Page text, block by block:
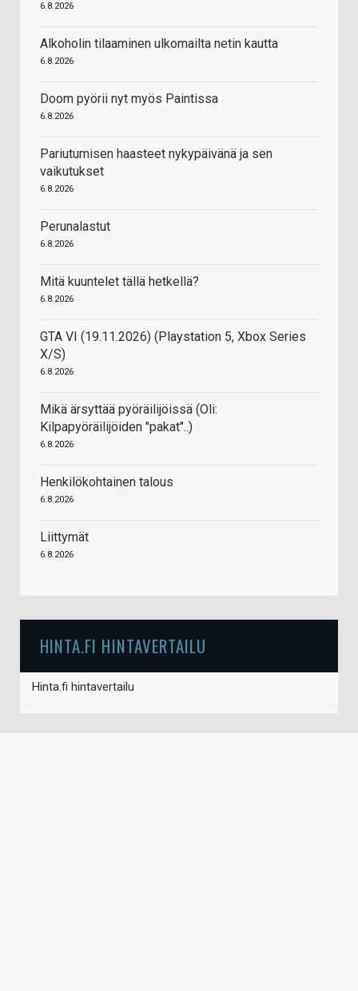
6.8.2026
Alkoholin tilaaminen ulkomailta netin kautta
6.8.2026
Doom pyörii nyt myös Paintissa
6.8.2026
Pariutumisen haasteet nykypäivänä ja sen
vaikutukset
6.8.2026
Perunalastut
6.8.2026
Mitä kuuntelet tällä hetkellä?
6.8.2026
GTA VI (19.11.2026) (Playstation 5, Xbox Series
X/S)
6.8.2026
Mikä ärsyttää pyöräilijöissä (Oli:
Kilpapyöräilijöiden "pakat"..)
6.8.2026
Henkilökohtainen talous
6.8.2026
Liittymät
6.8.2026
HINTA.FI HINTAVERTAILU
Hinta.fi hintavertailu